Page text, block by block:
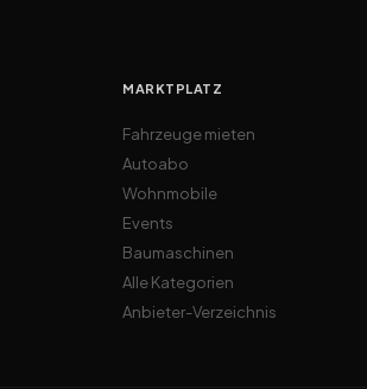
MARKTPLATZ
Fahrzeuge mieten
Autoabo
Wohnmobile
Events
Baumaschinen
Alle Kategorien
Anbieter-Verzeichnis